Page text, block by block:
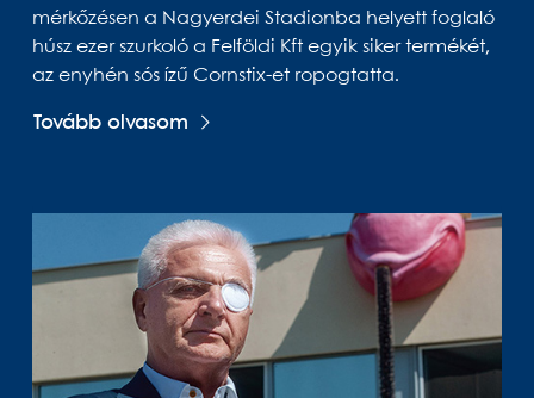
mérkőzésen a Nagyerdei Stadionba helyett foglaló
húsz ezer szurkoló a Felföldi Kft egyik siker termékét,
az enyhén sós ízű Cornstix-et ropogtatta.
Tovább olvasom